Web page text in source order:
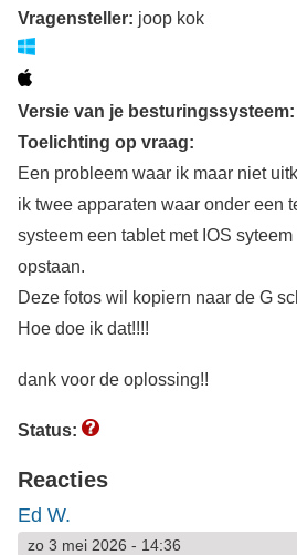
Vragensteller: joop kok
Versie van je besturingssysteem:
Toelichting op vraag:
Een probleem waar ik maar niet
ik twee apparaten waar onder een
systeem een tablet met IOS
opstaan.
Deze fotos wil kopiern naar de G
Hoe doe ik dat!!!!
dank voor de oplossing!!
Status:
Reacties
Ed W.
zo 3 mei 2026 - 14:36